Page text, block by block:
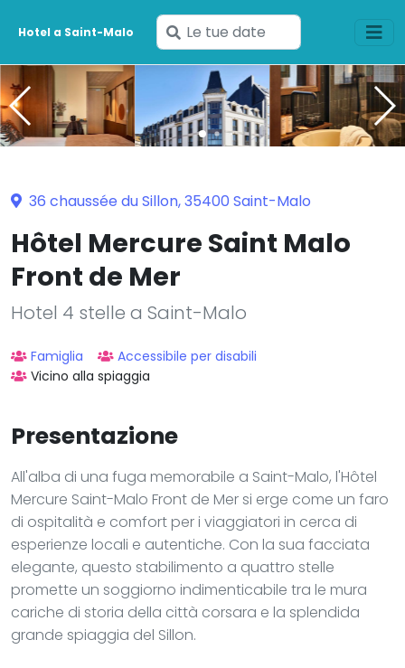
Hotel a Saint-Malo
Inserisci
le
date
36 chaussée du Sillon, 35400 Saint-Malo
Hôtel Mercure Saint Malo
Front de Mer
Hotel 4 stelle a Saint-Malo
Famiglia
Accessibile per disabili
Vicino alla spiaggia
Presentazione
All'alba di una fuga memorabile a Saint-Malo, l'Hôtel
Mercure Saint-Malo Front de Mer si erge come un faro
di ospitalità e comfort per i viaggiatori in cerca di
esperienze locali e autentiche. Con la sua facciata
elegante, questo stabilimento a quattro stelle
promette un soggiorno indimenticabile tra le mura
cariche di storia della città corsara e la splendida
grande spiaggia del Sillon.